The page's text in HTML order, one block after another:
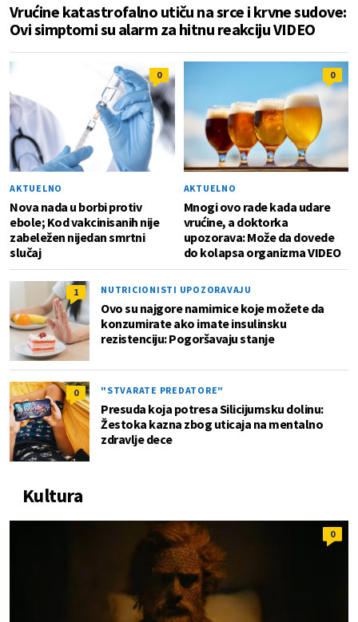
Vrućine katastrofalno utiču na srce i krvne sudove:
Ovi simptomi su alarm za hitnu reakciju VIDEO
0
AKTUELNO
Nova nada u borbi protiv
ebole; Kod vakcinisanih nije
zabeležen nijedan smrtni
slučaj
0
AKTUELNO
Mnogi ovo rade kada udare
vrućine, a doktorka
upozorava: Može da dovede
do kolapsa organizma VIDEO
1 NUTRICIONISTI UPOZORAVAJU
Ovo su najgore namirnice koje možete da
konzumirate ako imate insulinsku
rezistenciju: Pogoršavaju stanje
0 "STVARATE PREDATORE"
Presuda koja potresa Silicijumsku dolinu:
Žestoka kazna zbog uticaja na mentalno
zdravlje dece
Kultura
0